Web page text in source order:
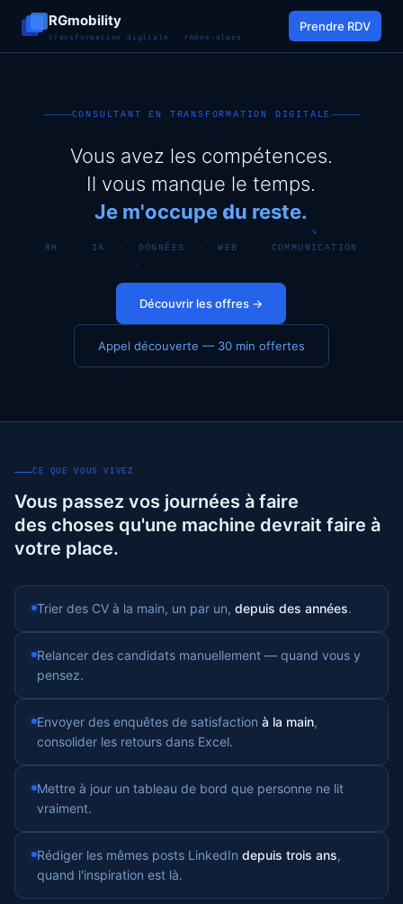
RGmobility
transformation digitale · rhône-alpes
Prendre RDV
CONSULTANT EN TRANSFORMATION DIGITALE
Vous avez les compétences.
Il vous manque le temps.
Je m'occupe du reste.
RH · IA · DONNÉES · WEB · COMMUNICATION
Découvrir les offres →
Appel découverte — 30 min offertes
CE QUE VOUS VIVEZ
Vous passez vos journées à faire
des choses qu'une machine devrait faire à
votre place.
Trier des CV à la main, un par un, depuis des années.
Relancer des candidats manuellement — quand vous y
pensez.
Envoyer des enquêtes de satisfaction à la main,
consolider les retours dans Excel.
Mettre à jour un tableau de bord que personne ne lit
vraiment.
Rédiger les mêmes posts LinkedIn depuis trois ans,
quand l'inspiration est là.